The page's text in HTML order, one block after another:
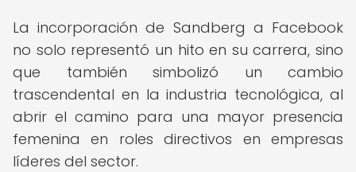
La incorporación de Sandberg a Facebook
no solo representó un hito en su carrera, sino
que también simbolizó un cambio
trascendental en la industria tecnológica, al
abrir el camino para una mayor presencia
femenina en roles directivos en empresas
líderes del sector.